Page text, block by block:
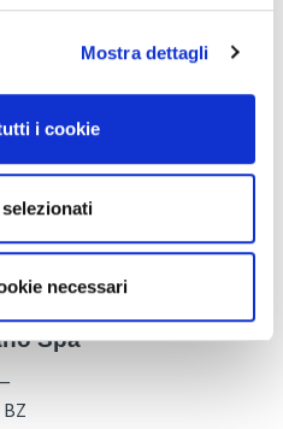
Mostra dettagli
i cookie
necessari
Spa